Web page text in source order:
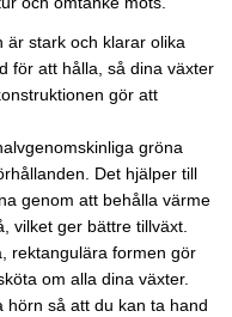
är stark och klarar olika
för att hålla, så dina växter
gör att
gröna
Det hjälper till
genom att behålla värme
vilket ger bättre tillväxt.
rektangulära formen gör
om alla dina växter.
hörn så att du kan ta hand